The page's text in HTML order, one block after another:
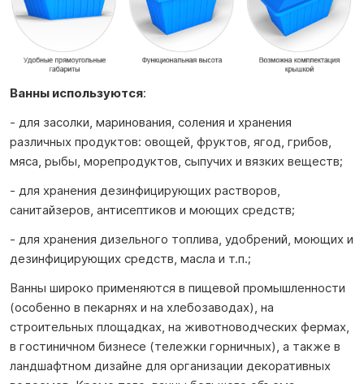
Ванны используются:
- для засолки, маринования, соления и хранения
различных продуктов: овощей, фруктов, ягод, грибов,
мяса, рыбы, морепродуктов, сыпучих и вязких веществ;
- для хранения дезинфицирующих растворов,
санитайзеров, антисептиков и моющих средств;
- для хранения дизельного топлива, удобрений, моющих и
дезинфицирующих средств, масла и т.п.;
Ванны широко применяются в пищевой промышленности
(особенно в пекарнях и на хлебозаводах), на
строительных площадках, на животноводческих фермах,
в гостиничном бизнесе (тележки горничных), а также в
ландшафтном дизайне для организации декоративных